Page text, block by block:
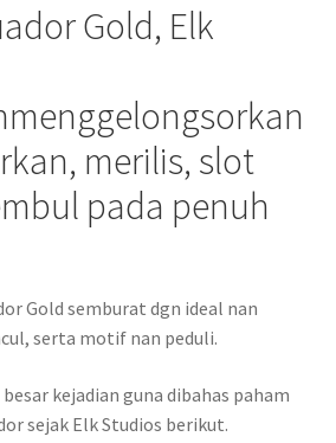
Gold, Elk
merilis, slot
pada penuh
Gold semburat dgn ideal nan
serta motif nan peduli.
kejadian guna dibahas paham
sejak Elk Studios berikut.